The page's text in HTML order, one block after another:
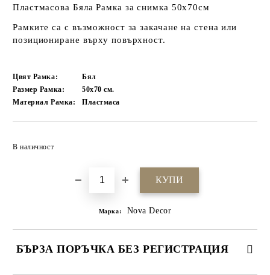
Пластмасова Бяла Рамка за снимка 50х70см
Рамките са с възможност за закачане на стена или
позициониране върху повърхност.
Цвят Рамка:
Бял
Размер Рамка:
50х70см.
Материал Рамка:
Пластмаса
В наличност
Марка: Nova Decor
БЪРЗА ПОРЪЧКА БЕЗ РЕГИСТРАЦИЯ